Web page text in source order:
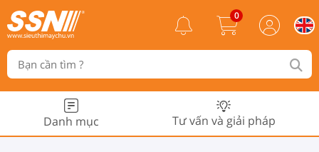
0
Danh mục Tư vấn và giải pháp